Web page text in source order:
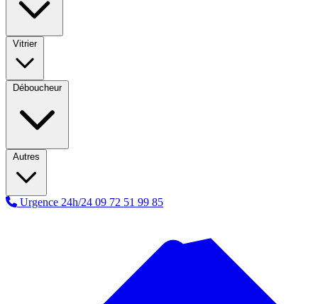
Vitrier
Déboucheur
Autres
Urgence 24h/24 09 72 51 99 85